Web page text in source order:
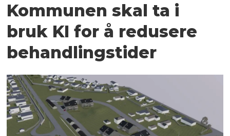
Kommunen skal ta i
bruk KI for å redusere
behandlingstider